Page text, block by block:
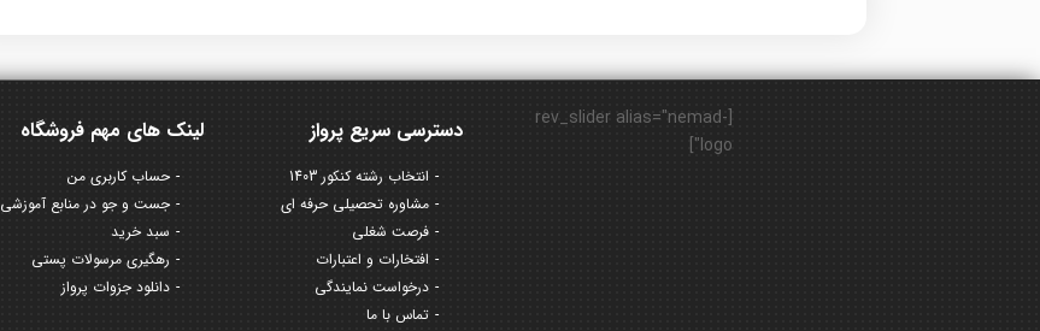
لینک های مهم فروشگاه
حساب کاربری من
جست و جو در منابع آموزشی
سبد خرید
رهگیری مرسولات پستی
دانلود جزوات پرواز
دسترسی سریع پرواز
انتخاب رشته کنکور 1403
مشاوره تحصیلی حرفه ای
فرصت شغلی
افتخارات و اعتبارات
درخواست نمایندگی
تماس با ما
[rev_slider alias="nemad-
logo"]